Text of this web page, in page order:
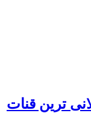
ترین قنات